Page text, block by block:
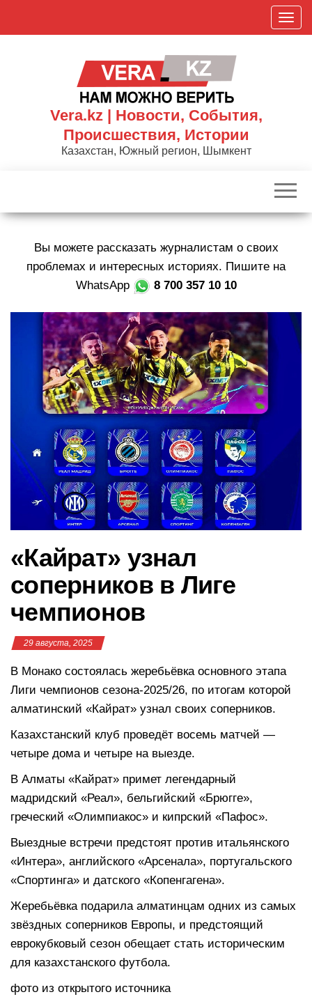
П
о
к
р
в
Vera.kz | Новости, События,
Происшествия, Истории
Казахстан, Южный регион, Шымкент
Вы можете рассказать журналистам о своих
проблемах и интересных историях. Пишите на
WhatsApp
8 700 357 10 10
«Кайрат» узнал
соперников в Лиге
чемпионов
29 августа, 2025
В Монако состоялась жеребьёвка основного этапа
Лиги чемпионов сезона-2025/26, по итогам которой
алматинский «Кайрат» узнал своих соперников.
Казахстанский клуб проведёт восемь матчей —
четыре дома и четыре на выезде.
В Алматы «Кайрат» примет легендарный
мадридский «Реал», бельгийский «Брюгге»,
греческий «Олимпиакос» и кипрский «Пафос».
Выездные встречи предстоят против итальянского
«Интера», английского «Арсенала», португальского
«Спортинга» и датского «Копенгагена».
Жеребьёвка подарила алматинцам одних из самых
звёздных соперников Европы, и предстоящий
еврокубковый сезон обещает стать историческим
для казахстанского футбола.
фото из открытого источника